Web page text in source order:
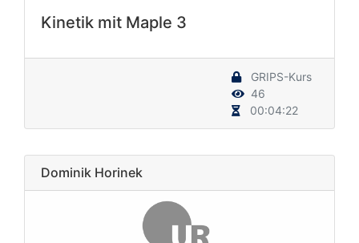
Kinetik mit Maple 3
GRIPS-Kurs
46
00:04:22
Dominik Horinek